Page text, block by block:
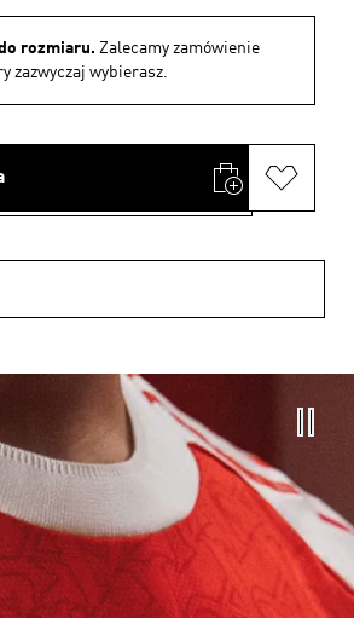
rozmiaru. Zalecamy zamówienie
zazwyczaj wybierasz.